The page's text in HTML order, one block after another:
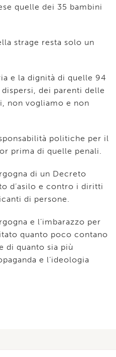
quelle dei 35 bambini
strage resta solo un
e la dignità di quelle 94
dei parenti delle
non vogliamo e non
politiche per il
prima di quelle penali.
di un Decreto
d’asilo e contro i diritti
di persone.
e l’imbarazzo per
quanto poco contano
di quanto sia più
e l’ideologia